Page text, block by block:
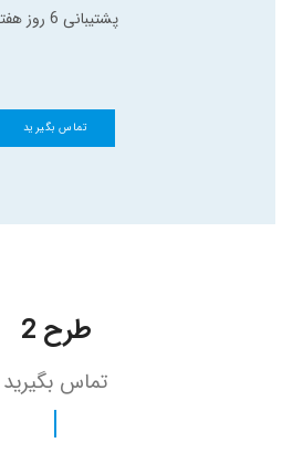
پشتیبانی 6 روز هفته
تماس بگیرید
طرح 2
تماس بگیرید